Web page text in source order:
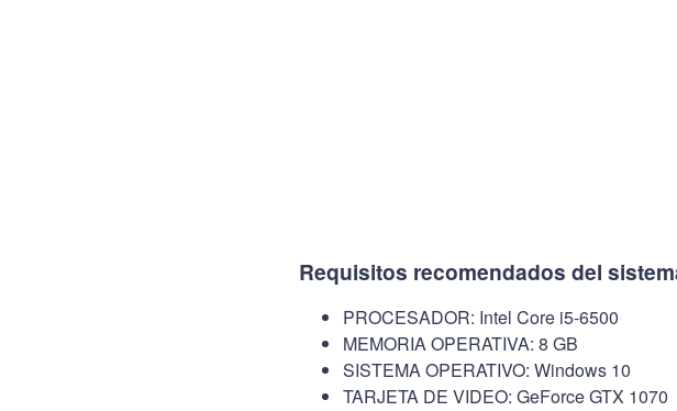
Requisitos recomendados del
PROCESADOR: Intel Core i5-6500
MEMORIA OPERATIVA: 8 GB
SISTEMA OPERATIVO: Windows 10
TARJETA DE VIDEO: GeForce GTX 1070